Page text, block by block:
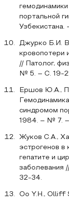
портальной
Джурко Б.И.
кровопотери
// Патолог,
№ 5. – С. 19-
Ершов Ю.А.,
синдромом
1984. – № 7. –
Жуков С.А.,
эстрогенов в
гепатите и
заболевания
32-34.
Oo Y.H., Olliff